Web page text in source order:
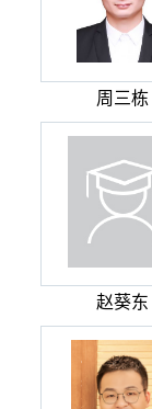
周三栋
赵葵东